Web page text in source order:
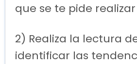
que se te pide
2) Realiza la lectura
identificar las